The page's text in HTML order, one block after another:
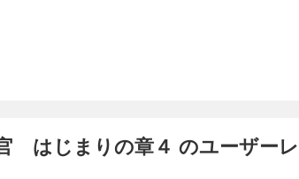
都市ロッツォと南部の街と次々に同盟を結んだヴァイトたち
なる中、ザリア太守を訪問したヴァイトへ襲い来る影が──
はじまりの章４ のユーザー